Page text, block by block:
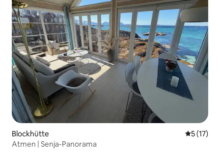
Blockhütte
5 (17)
Atmen | Senja-Panorama